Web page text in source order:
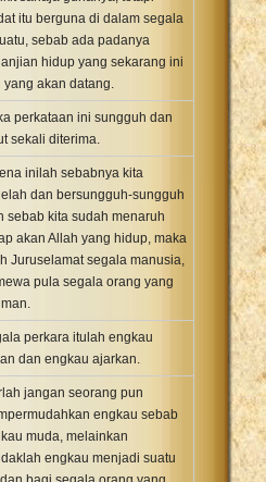
itu berguna di dalam segala
sebab ada padanya
hidup yang sekarang ini
yang akan datang.
perkataan ini sungguh dan
sekali diterima.
inilah sebabnya kita
dan bersungguh-sungguh
sebab kita sudah menaruh
akan Allah yang hidup, maka
Juruselamat segala manusia,
pula segala orang yang
perkara itulah engkau
dan engkau ajarkan.
jangan seorang pun
engkau sebab
muda, melainkan
engkau menjadi suatu